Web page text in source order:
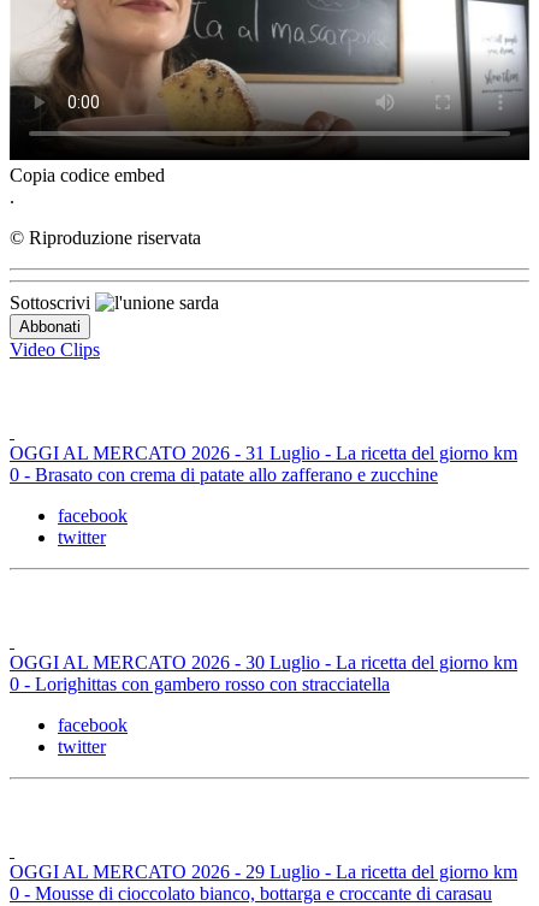
Copia codice embed
.
© Riproduzione riservata
Sottoscrivi
Video Clips
OGGI AL MERCATO 2026 - 31 Luglio - La ricetta del giorno km
0 - Brasato con crema di patate allo zafferano e zucchine
facebook
twitter
OGGI AL MERCATO 2026 - 30 Luglio - La ricetta del giorno km
0 - Lorighittas con gambero rosso con stracciatella
facebook
twitter
OGGI AL MERCATO 2026 - 29 Luglio - La ricetta del giorno km
0 - Mousse di cioccolato bianco, bottarga e croccante di carasau